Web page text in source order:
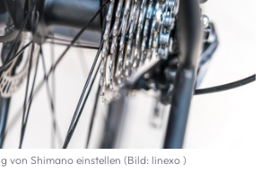
von Shimano einstellen (Bild: linexo )